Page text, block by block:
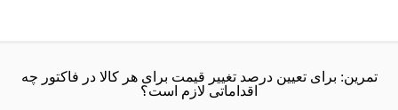
تمرین: برای تعیین درصد تغییر قیمت برای هر کالا در فاکتور چه
اقداماتی لازم است؟